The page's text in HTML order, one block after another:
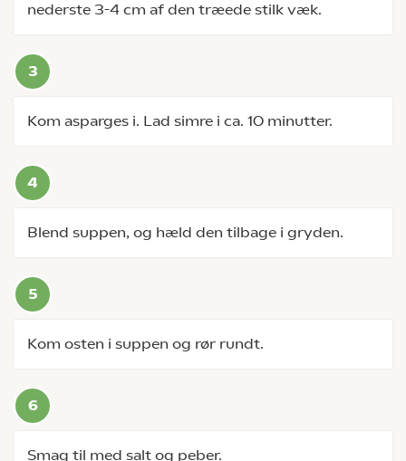
nederste 3-4 cm af den træede stilk væk.
Kom asparges i. Lad simre i ca. 10 minutter.
Blend suppen, og hæld den tilbage i gryden.
Kom osten i suppen og rør rundt.
Smag til med salt og peber.